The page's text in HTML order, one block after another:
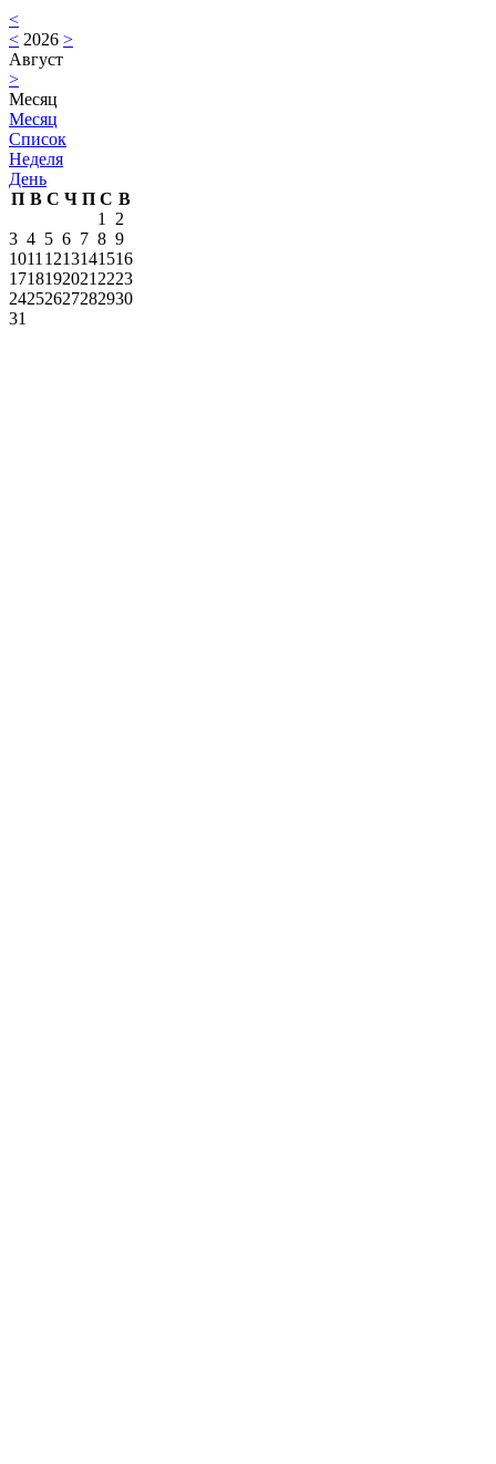
<
< 2026 >
Август
>
Месяц
Месяц
Список
Неделя
День
П В С Ч П С В
1
2
3 4 5 6 7 8 9
1011 1213141516
1718192021 2223
24252627282930
31